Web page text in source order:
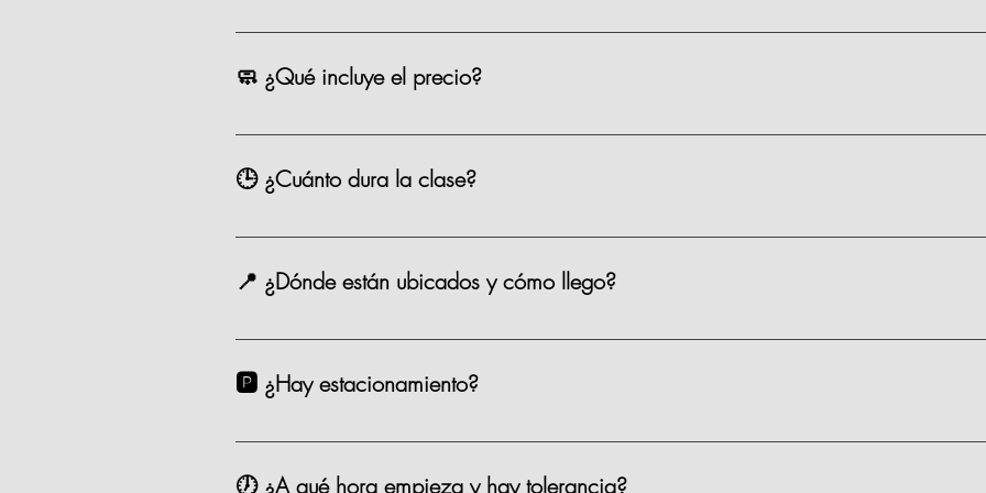
La mayoría de nuestras opciones tienen un precio de $1,590 MXN por persona, existen algunas
🧼 ¿Qué incluye el precio?
Chef, ingredientes, mandil, bebida, materiales, limpieza y servicio.
🕒 ¿Cuánto dura la clase?
Entre 2.5 y 3 horas.
📍 ¿Dónde están ubicados y cómo llego?
Estamos en Andador Prado Norte Piso 2, Prado Norte 420, en Lomas de Chapultepec, CDMX.
taxi. 🗺️ Google Maps Como Llegar?
🅿️ ¿Hay estacionamiento?
Sí. Contamos con valet parking en el sótano 1 de la plaza. Costo: $35 por hora. También hay
🕖 ¿A qué hora empieza y hay tolerancia?